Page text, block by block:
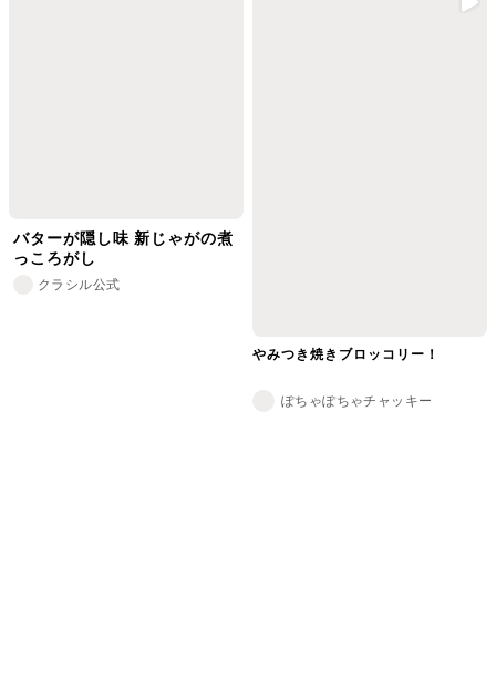
バターが隠し味 新じゃがの煮
っころがし
クラシル公式
やみつき焼きブロッコリー！
ぽちゃぽちゃチャッキー